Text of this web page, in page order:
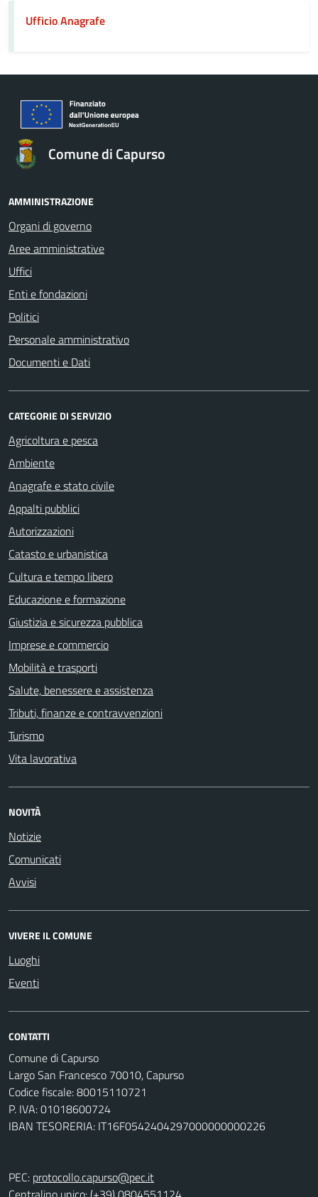
Ufficio Anagrafe
Comune di Capurso
AMMINISTRAZIONE
Organi di governo
Aree amministrative
Uffici
Enti e fondazioni
Politici
Personale amministrativo
Documenti e Dati
CATEGORIE DI SERVIZIO
Agricoltura e pesca
Ambiente
Anagrafe e stato civile
Appalti pubblici
Autorizzazioni
Catasto e urbanistica
Cultura e tempo libero
Educazione e formazione
Giustizia e sicurezza pubblica
Imprese e commercio
Mobilità e trasporti
Salute, benessere e assistenza
Tributi, finanze e contravvenzioni
Turismo
Vita lavorativa
NOVITÀ
Notizie
Comunicati
Avvisi
VIVERE IL COMUNE
Luoghi
Eventi
CONTATTI
Comune di Capurso
Largo San Francesco 70010, Capurso
Codice fiscale: 80015110721
P. IVA: 01018600724
IBAN TESORERIA: IT16F0542404297000000000226
PEC: protocollo.capurso@pec.it